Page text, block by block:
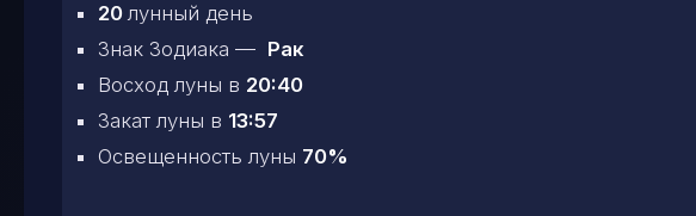
20лунный день
Знак Зодиака — Рак
Восход луны в 20:40
Закат луны в 13:57
Освещенность луны 70%